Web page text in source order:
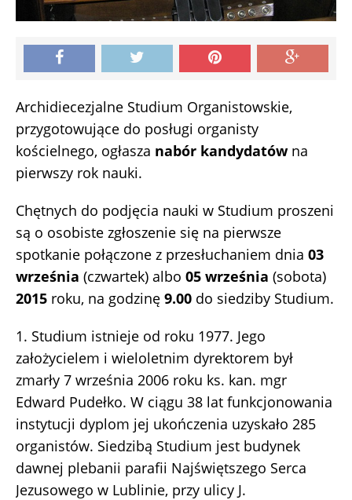
Archidiecezjalne Studium Organistowskie,
przygotowujące do posługi organisty
kościelnego, ogłasza nabór kandydatówna
pierwszy rok nauki.
Chętnych do podjęcia nauki w Studium proszeni
są o osobiste zgłoszenie się na pierwsze
spotkanie połączone z przesłuchaniem dnia 03
września (czwartek) albo 05 września (sobota)
2015 roku, na godzinę 9.00 do siedziby Studium.
1. Studium istnieje od roku 1977. Jego
założycielem i wieloletnim dyrektorem był
zmarły 7 września 2006 roku ks. kan. mgr
Edward Pudełko. W ciągu 38 lat funkcjonowania
instytucji dyplom jej ukończenia uzyskało 285
organistów. Siedzibą Studium jest budynek
dawnej plebanii parafii Najświętszego Serca
Jezusowego w Lublinie, przy ulicy J.